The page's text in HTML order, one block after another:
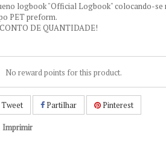
logbook "Official Logbook" colocando-se
PET preform.
DE QUANTIDADE!
No reward points for this product.
Partilhar Pinterest
Imprimir